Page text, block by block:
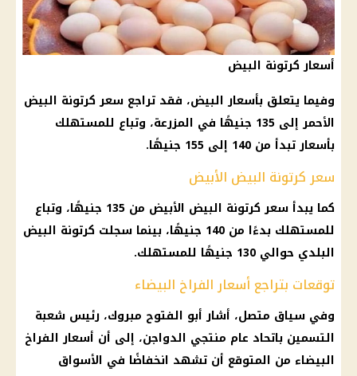
أسعار كرتونة البيض
وفيما يتعلق بأسعار البيض، فقد تراجع سعر كرتونة البيض
الأحمر إلى 135 جنيهًا في المزرعة، وتباع للمستهلك
بأسعار تبدأ من 140 إلى 155 جنيهًا.
سعر كرتونة البيض الأبيض
كما يبدأ سعر كرتونة البيض الأبيض من 135 جنيهًا، وتباع
للمستهلك بدءًا من 140 جنيهًا، بينما سجلت كرتونة البيض
البلدي حوالي 130 جنيهًا للمستهلك.
توقعات بتراجع أسعار الفراخ البيضاء
وفي سياق متصل، أشار أبو الفتوح مبروك، رئيس شعبة
التسمين باتحاد عام منتجي الدواجن، إلى أن أسعار الفراخ
البيضاء من المتوقع أن تشهد انخفاضًا في الأسواق